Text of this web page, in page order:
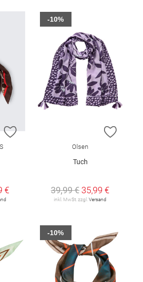
ZUR WUNSCHLISTE HINZUFÜGEN
€
ZUR
Olsen
Tuch
39,99 € 35,99 €
inkl. MwSt. zzgl.Versand
-10%
-10%